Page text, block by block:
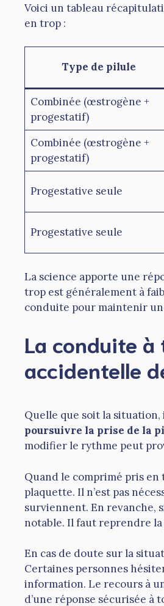
Voici un tableau
en trop :
Type de pilule
Combinée (œstrogène +
progestatif)
Combinée (œstrogène +
progestatif)
Progestative seule
Progestative seule
La science apporte une
trop est généralement à
conduite pour maintenir
La conduite
accidentelle
Quelle que soit la situation,
poursuivre la prise de la
modifier le rythme peut
Quand le comprimé pris
plaquette. Il n’est pas
surviennent. En revanche,
notable. Il faut reprendre
En cas de doute sur la
Certaines personnes
information. Le recours à
d’une réponse sécurisée à